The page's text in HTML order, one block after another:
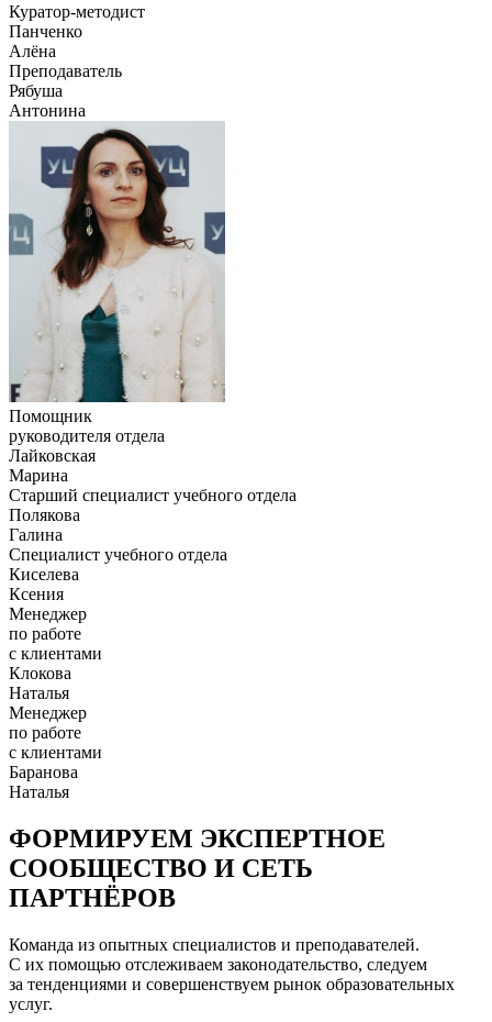
Куратор-методист
Панченко
Алёна
Преподаватель
Рябуша
Антонина
Помощник
руководителя отдела
Лайковская
Марина
Старший специалист учебного отдела
Полякова
Галина
Специалист учебного отдела
Киселева
Ксения
Менеджер
по работе
с клиентами
Клокова
Наталья
Менеджер
по работе
с клиентами
Баранова
Наталья
ФОРМИРУЕМ ЭКСПЕРТНОЕ
СООБЩЕСТВО И СЕТЬ
ПАРТНЁРОВ
Команда из опытных специалистов и преподавателей.
С их помощью отслеживаем законодательство, следуем
за тенденциями и совершенствуем рынок образовательных
услуг.